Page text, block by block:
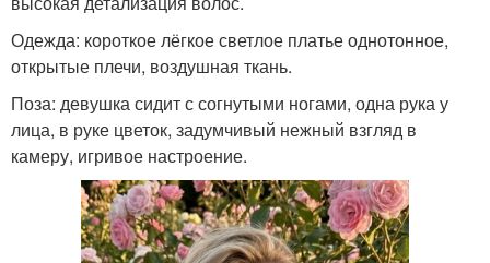
Одежда: короткое лёгкое светлое платье однотонное,
открытые плечи, воздушная ткань.
Поза: девушка сидит с согнутыми ногами, одна рука у
лица, в руке цветок, задумчивый нежный взгляд в
камеру, игривое настроение.